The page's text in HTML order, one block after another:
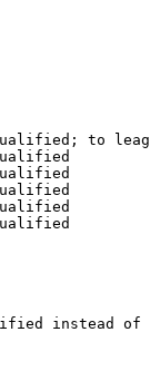
to
instead